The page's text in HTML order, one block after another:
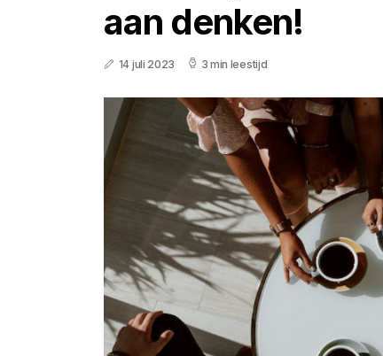
aan denken!
14 juli 2023 3 min leestijd